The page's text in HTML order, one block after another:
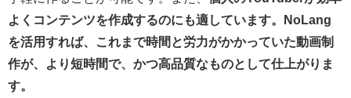
よくコンテンツを作成するのにも適しています。NoLang
を活用すれば、これまで時間と労力がかかっていた動画制
作が、より短時間で、かつ高品質なものとして仕上がりま
す。